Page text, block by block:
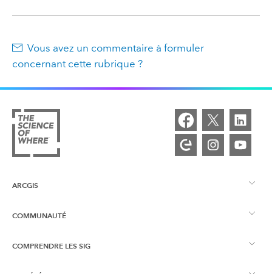
Vous avez un commentaire à formuler
concernant cette rubrique ?
ARCGIS
Vue d’ensemble d’ArcGIS
COMMUNAUTÉ
Esri Community
COMPRENDRE LES SIG